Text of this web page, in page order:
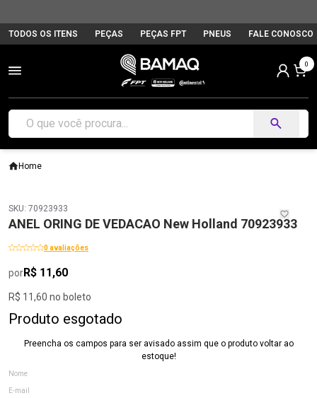
TODOS OS ITENS PEÇAS PEÇAS FPT PNEUS FALE CONOSCO
0
Home
SKU: 70923933
ANEL ORING DE VEDACAO New Holland 70923933
0 avaliações
porR$ 11,60
R$ 11,60 no boleto
Produto esgotado
Preencha os campos para ser avisado assim que o produto voltar ao
estoque!